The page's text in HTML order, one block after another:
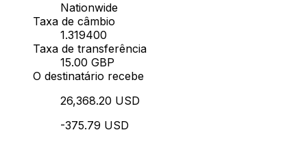
Nationwide
Taxa de câmbio
1.319400
Taxa de transferência
15.00 GBP
O destinatário recebe
26,368.20 USD
-375.79 USD